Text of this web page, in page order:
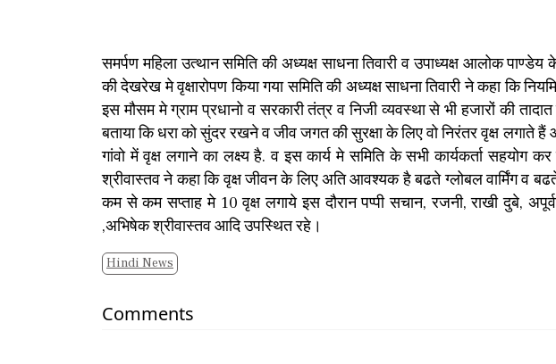
समर्पण महिला उत्थान समिति की अध्यक्ष साधना तिवारी व उपाध्यक्ष आलोक
की देखरेख मे वृक्षारोपण किया गया समिति की अध्यक्ष साधना तिवारी ने कहा कि
इस मौसम मे ग्राम प्रधानो व सरकारी तंत्र व निजी व्यवस्था से भी हजारों की
बताया कि धरा को सुंदर रखने व जीव जगत की सुरक्षा के लिए वो निरंतर वृक्ष लगाते
गांवो में वृक्ष लगाने का लक्ष्य है. व इस कार्य मे समिति के सभी कार्यकर्ता सहयोग
श्रीवास्तव ने कहा कि वृक्ष जीवन के लिए अति आवश्यक है बढते ग्लोबल वार्मिंग व
कम से कम सप्ताह मे 10 वृक्ष लगाये इस दौरान पप्पी सचान, रजनी, राखी दुबे,
,अभिषेक श्रीवास्तव आदि उपस्थित रहे।
Hindi News
Comments